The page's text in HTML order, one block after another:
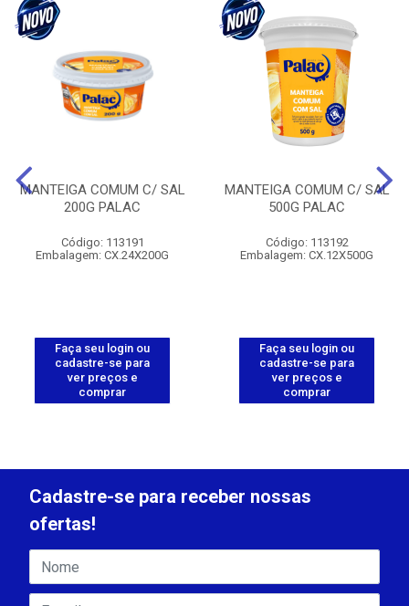
MANTEIGA COMUM C/ SAL
200G PALAC
Código: 113191
Embalagem: CX.24X200G
Faça seu login ou
cadastre-se para
ver preços e
comprar
MANTEIGA COMUM C/ SAL
500G PALAC
Código: 113192
Embalagem: CX.12X500G
Faça seu login ou
cadastre-se para
ver preços e
comprar
Cadastre-se para receber nossas
ofertas!